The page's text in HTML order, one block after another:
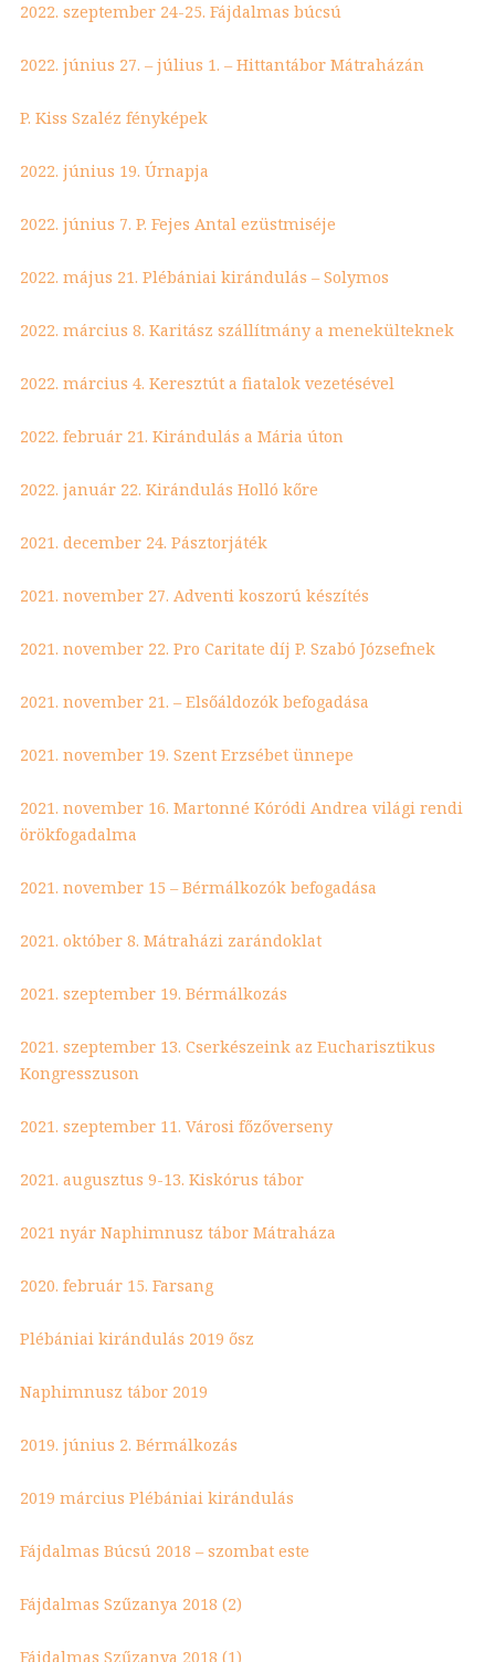
2022. szeptember 24-25. Fájdalmas búcsú
2022. június 27. – július 1. – Hittantábor Mátraházán
P. Kiss Szaléz fényképek
2022. június 19. Úrnapja
2022. június 7. P. Fejes Antal ezüstmiséje
2022. május 21. Plébániai kirándulás – Solymos
2022. március 8. Karitász szállítmány a menekülteknek
2022. március 4. Keresztút a fiatalok vezetésével
2022. február 21. Kirándulás a Mária úton
2022. január 22. Kirándulás Holló kőre
2021. december 24. Pásztorjáték
2021. november 27. Adventi koszorú készítés
2021. november 22. Pro Caritate díj P. Szabó Józsefnek
2021. november 21. – Elsőáldozók befogadása
2021. november 19. Szent Erzsébet ünnepe
2021. november 16. Martonné Kóródi Andrea világi rendi
örökfogadalma
2021. november 15 – Bérmálkozók befogadása
2021. október 8. Mátraházi zarándoklat
2021. szeptember 19. Bérmálkozás
2021. szeptember 13. Cserkészeink az Eucharisztikus
Kongresszuson
2021. szeptember 11. Városi főzőverseny
2021. augusztus 9-13. Kiskórus tábor
2021 nyár Naphimnusz tábor Mátraháza
2020. február 15. Farsang
Plébániai kirándulás 2019 ősz
Naphimnusz tábor 2019
2019. június 2. Bérmálkozás
2019 március Plébániai kirándulás
Fájdalmas Búcsú 2018 – szombat este
Fájdalmas Szűzanya 2018 (2)
Fájdalmas Szűzanya 2018 (1)